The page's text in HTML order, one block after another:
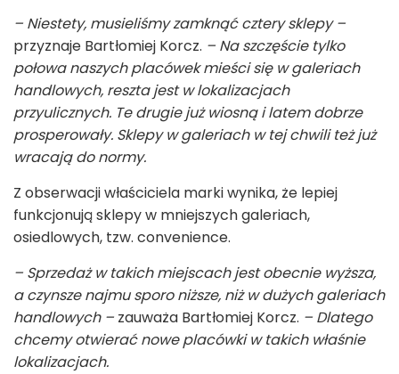
– Niestety, musieliśmy zamknąć cztery sklepy –
przyznaje Bartłomiej Korcz. – Na szczęście tylko
połowa naszych placówek mieści się w galeriach
handlowych, reszta jest w lokalizacjach
przyulicznych. Te drugie już wiosną i latem dobrze
prosperowały. Sklepy w galeriach w tej chwili też już
wracają do normy.
Z obserwacji właściciela marki wynika, że lepiej
funkcjonują sklepy w mniejszych galeriach,
osiedlowych, tzw. convenience.
– Sprzedaż w takich miejscach jest obecnie wyższa,
a czynsze najmu sporo niższe, niż w dużych galeriach
handlowych – zauważa Bartłomiej Korcz. – Dlatego
chcemy otwierać nowe placówki w takich właśnie
lokalizacjach.